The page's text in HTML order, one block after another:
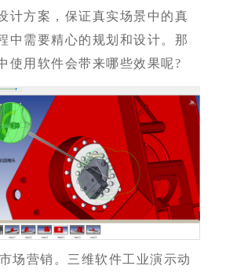
计方案，保证真实场景中的真
中需要精心的规划和设计。那
使用软件会带来哪些效果呢?
营销。三维软件工业演示动